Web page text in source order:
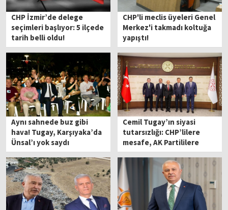
CHP İzmir’de delege
seçimleri başlıyor: 5 ilçede
tarih belli oldu!
CHP'li meclis üyeleri Genel
Merkez'i takmadı koltuğa
yapıştı!
Aynı sahnede buz gibi
hava! Tugay, Karşıyaka’da
Ünsal’ı yok saydı
Cemil Tugay’ın siyasi
tutarsızlığı: CHP’lilere
mesafe, AK Partililere
teşekkür!